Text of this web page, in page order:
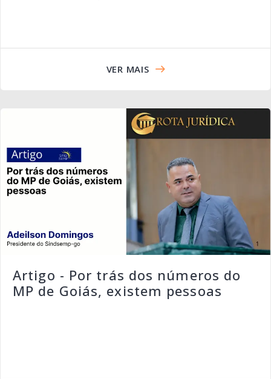
VER MAIS
Artigo - Por trás dos números do
MP de Goiás, existem pessoas